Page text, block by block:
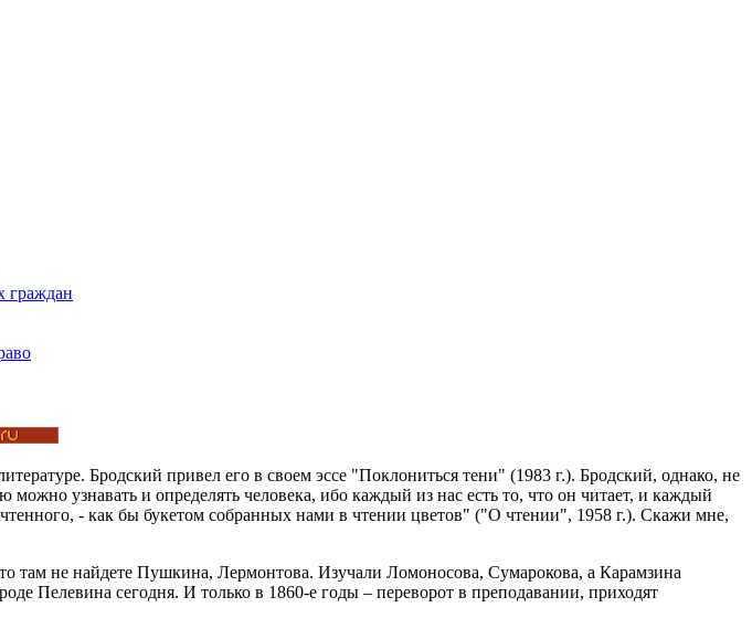
Бродский привел его в своем эссе "Поклониться тени" (1983 г.). Бродский, однако, не
узнавать и определять человека, ибо каждый из нас есть то, что он читает, и каждый
- как бы букетом собранных нами в чтении цветов" ("О чтении", 1958 г.). Скажи мне,
там не найдете Пушкина, Лермонтова. Изучали Ломоносова, Сумарокова, а Карамзина
Пелевина сегодня. И только в 1860-е годы – переворот в преподавании, приходят